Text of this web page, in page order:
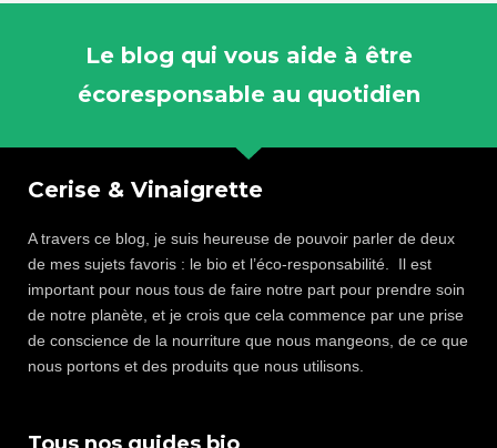
Le blog qui vous aide à être
écoresponsable au quotidien
Cerise & Vinaigrette
A travers ce blog, je suis heureuse de pouvoir parler de deux
de mes sujets favoris : le bio et l’éco-responsabilité. Il est
important pour nous tous de faire notre part pour prendre soin
de notre planète, et je crois que cela commence par une prise
de conscience de la nourriture que nous mangeons, de ce que
nous portons et des produits que nous utilisons.